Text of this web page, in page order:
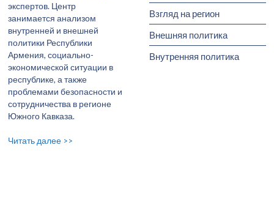
экспертов. Центр
занимается анализом
внутренней и внешней
политики Республики
Армения, социально-
экономической ситуации в
республике, а также
проблемами безопасности и
сотрудничества в регионе
Южного Кавказа.
Читать далее >>
Взгляд на регион
Внешняя политика
Внутренняя политика